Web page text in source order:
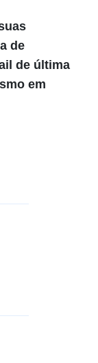
de
de última
em